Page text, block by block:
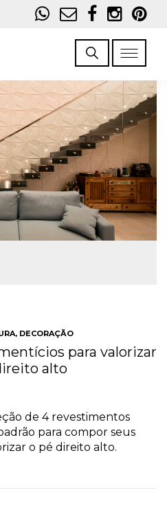
, DECORAÇÃO
para valorizar
alto
de 4 revestimentos
para compor seus
o pé direito alto.